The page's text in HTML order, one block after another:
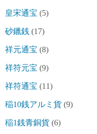
皇宋通宝 (5)
砂鑞銭 (17)
祥元通宝 (8)
祥符元宝 (9)
祥符通宝 (11)
稲10銭アルミ貨 (9)
稲1銭青銅貨 (6)